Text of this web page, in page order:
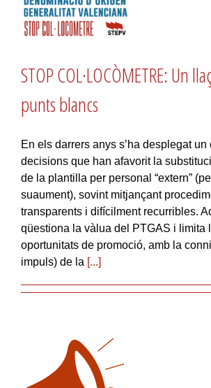
STOP COL·LOCÒMETRE: Un
punts blancs
En els darrers anys s’ha desplegat un
decisions que han afavorit la
de la plantilla per personal “extern”
suaument), sovint mitjançant
transparents i difícilment recurribles.
qüestiona la vàlua del PTGAS i limita
oportunitats de promoció, amb la
impuls) de la [...]